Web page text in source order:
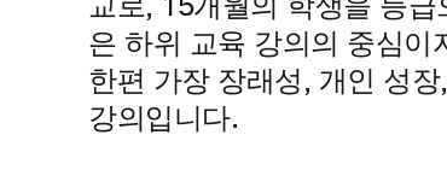
교로, 15개월의 학생을 등
은 하위 교육 강의의 중심이
한편 가장 장래성, 개인 성
강의입니다.